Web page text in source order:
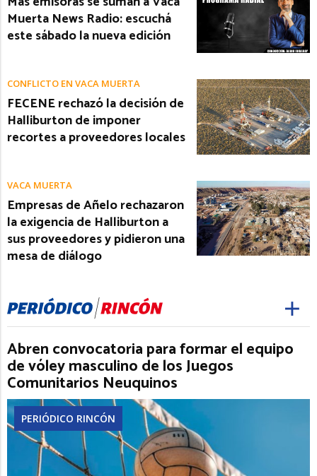
Muerta News Radio: escuchá
este sábado la nueva edición
CONFLICTO EN VACA MUERTA
FECENE rechazó la decisión de
Halliburton de imponer
recortes a proveedores locales
VACA MUERTA
Empresas de Añelo rechazaron
la exigencia de Halliburton a
sus proveedores y pidieron una
mesa de diálogo
Abren convocatoria para formar el equipo
de vóley masculino de los Juegos
Comunitarios Neuquinos
PERIÓDICO RINCÓN